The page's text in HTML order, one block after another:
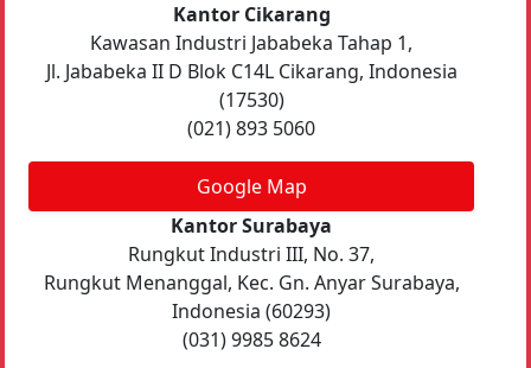
Kantor Cikarang
Kawasan Industri Jababeka Tahap 1,
Jl. Jababeka II D Blok C14L Cikarang, Indonesia
(17530)
(021) 893 5060
Google Map
Kantor Surabaya
Rungkut Industri III, No. 37,
Rungkut Menanggal, Kec. Gn. Anyar Surabaya,
Indonesia (60293)
(031) 9985 8624